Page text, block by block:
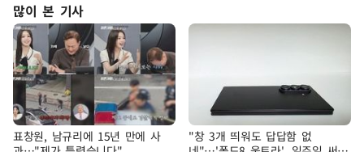
많이 본 기사
표창원, 남규리에 15년 만에 사
"창 3개 띄워도 답답함 없